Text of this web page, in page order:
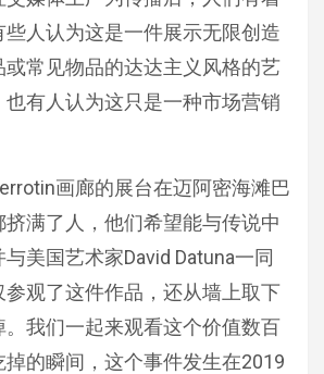
人认为这是一件展示无限创造
或常见物品的达达主义风格的艺
也有人认为这只是一种市场营销
画廊的展台在迈阿密海滩巴
满了人，他们希望能与传说中
美国艺术家David Datuna一同
观了这件作品，还从墙上取下
我们一起来观看这个价值数百
的瞬间，这个事件发生在2019